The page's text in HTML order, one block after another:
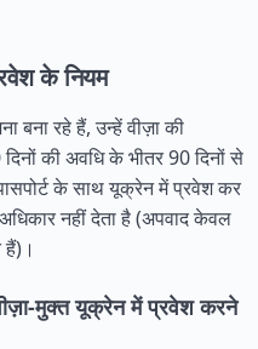
के नियम
बना रहे हैं, उन्हें वीज़ा की
की अवधि के भीतर 90 दिनों से
के साथ यूक्रेन में प्रवेश कर
नहीं देता है (अपवाद केवल
हैं)।
मुक्त यूक्रेन में प्रवेश करने